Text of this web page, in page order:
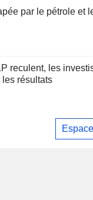
par le pétrole et
reculent, les
les résultats